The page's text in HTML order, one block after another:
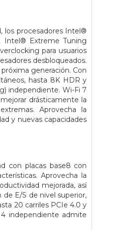
los procesadores Intel®
Intel® Extreme Tuning
para usuarios
desbloqueados.
generación. Con
hasta 8K HDR y
independiente. Wi-Fi 7
drásticamente la
Aprovecha la
y nuevas capacidades
con placas base8 con
Aprovecha la
mejorada, así
E/S de nivel superior,
20 carriles PCIe 4.0 y
independiente admite